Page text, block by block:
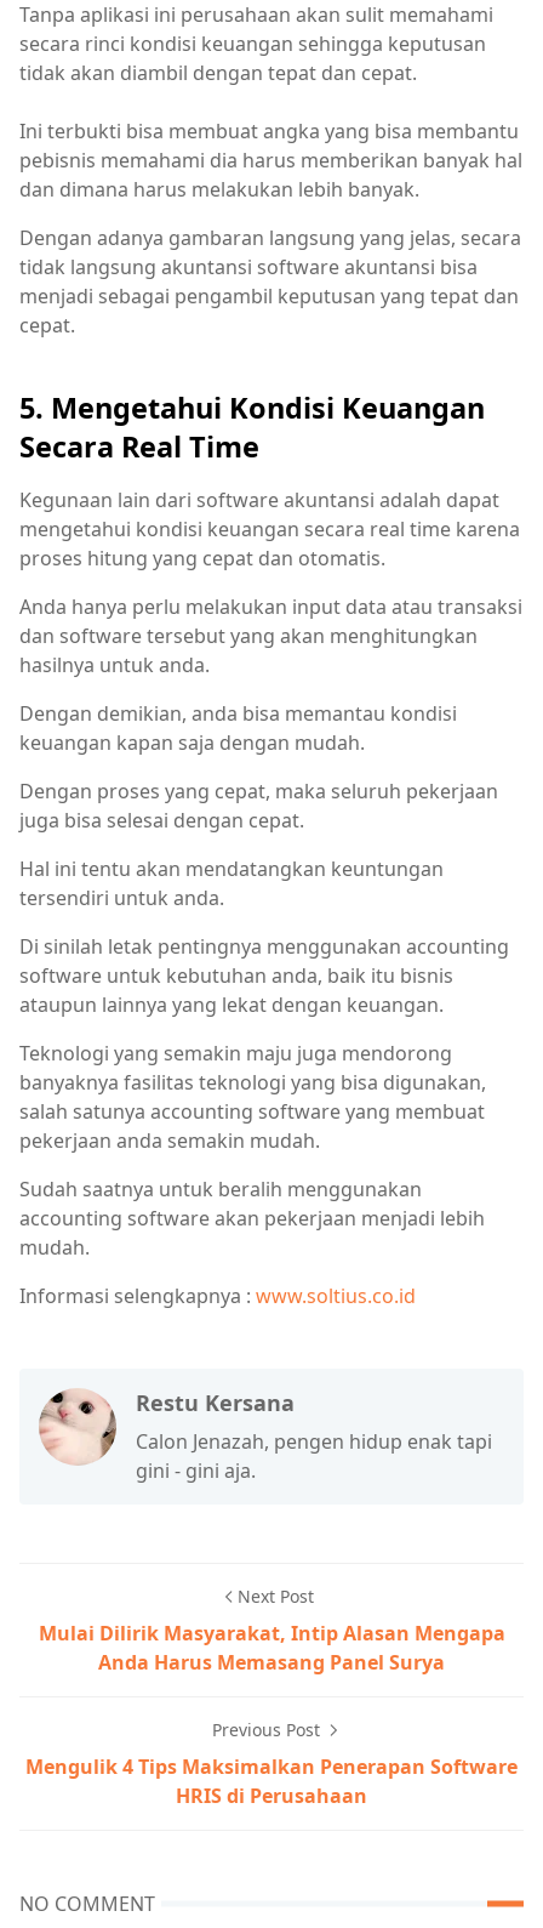
Tanpa aplikasi ini perusahaan akan sulit memahami
secara rinci kondisi keuangan sehingga keputusan
tidak akan diambil dengan tepat dan cepat.
Ini terbukti bisa membuat angka yang bisa membantu
pebisnis memahami dia harus memberikan banyak hal
dan dimana harus melakukan lebih banyak.
Dengan adanya gambaran langsung yang jelas, secara
tidak langsung akuntansi software akuntansi bisa
menjadi sebagai pengambil keputusan yang tepat dan
cepat.
5. Mengetahui Kondisi Keuangan
Secara Real Time
Kegunaan lain dari software akuntansi adalah dapat
mengetahui kondisi keuangan secara real time karena
proses hitung yang cepat dan otomatis.
Anda hanya perlu melakukan input data atau transaksi
dan software tersebut yang akan menghitungkan
hasilnya untuk anda.
Dengan demikian, anda bisa memantau kondisi
keuangan kapan saja dengan mudah.
Dengan proses yang cepat, maka seluruh pekerjaan
juga bisa selesai dengan cepat.
Hal ini tentu akan mendatangkan keuntungan
tersendiri untuk anda.
Di sinilah letak pentingnya menggunakan accounting
software untuk kebutuhan anda, baik itu bisnis
ataupun lainnya yang lekat dengan keuangan.
Teknologi yang semakin maju juga mendorong
banyaknya fasilitas teknologi yang bisa digunakan,
salah satunya accounting software yang membuat
pekerjaan anda semakin mudah.
Sudah saatnya untuk beralih menggunakan
accounting software akan pekerjaan menjadi lebih
mudah.
Informasi selengkapnya : www.soltius.co.id
Restu Kersana
Calon Jenazah, pengen hidup enak tapi
gini - gini aja.
Next Post
Mulai Dilirik Masyarakat, Intip Alasan Mengapa
Anda Harus Memasang Panel Surya
Previous Post
Mengulik 4 Tips Maksimalkan Penerapan Software
HRIS di Perusahaan
NO COMMENT